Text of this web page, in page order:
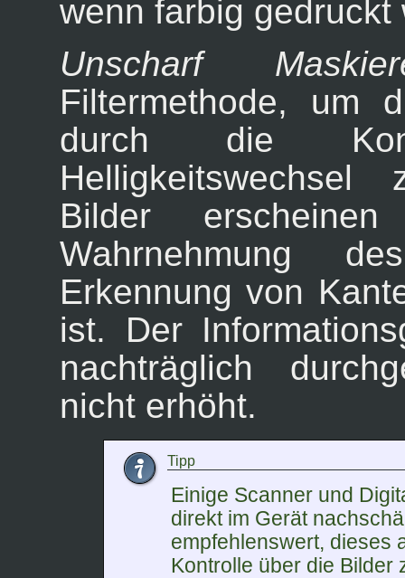
wenn farbig gedruckt
Unscharf
Filtermethode, um
durch die
Bilder
Wahrnehmung
Erkennung von
ist. Der
nachträglich
nicht erhöht.
Tipp
Einige Scanner und
direkt im Gerät
empfehlenswert, dieses
Kontrolle über die Bilder